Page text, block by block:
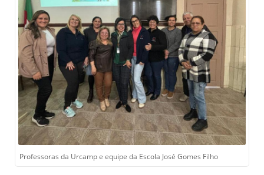
Professoras da Urcamp e equipe da Escola José Gomes Filho